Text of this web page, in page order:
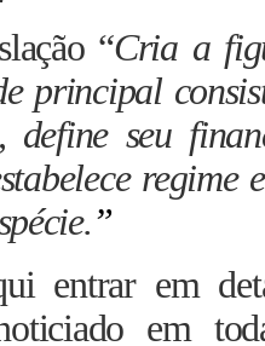
“Cria a
principal
define seu
regime
”
entrar em
em